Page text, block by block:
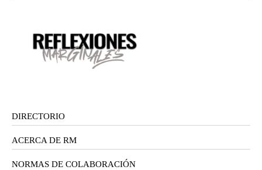
DIRECTORIO
ACERCA DE RM
NORMAS DE COLABORACIÓN